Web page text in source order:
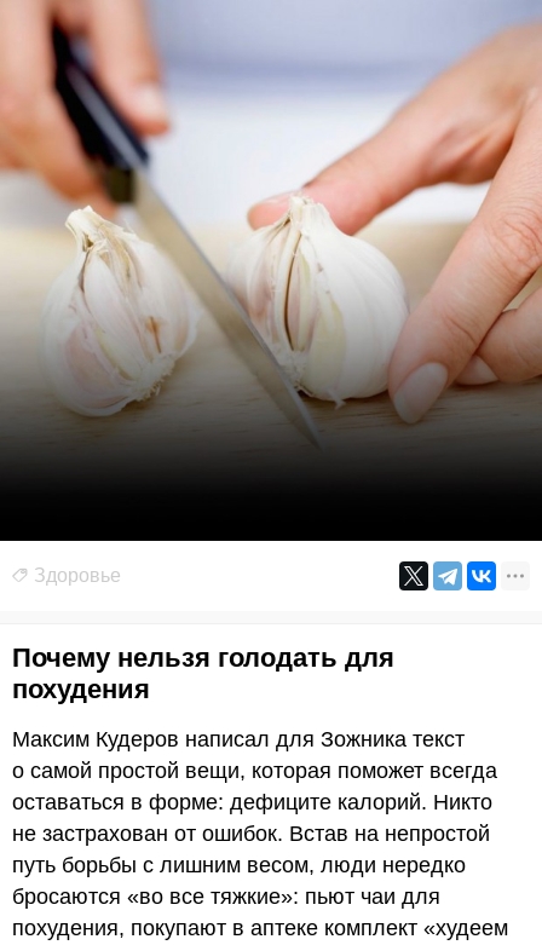
Здоровье
Почему нельзя голодать для
похудения
Максим Кудеров написал для Зожника текст
о самой простой вещи, которая поможет всегда
оставаться в форме: дефиците калорий. Никто
не застрахован от ошибок. Встав на непростой
путь борьбы с лишним весом, люди нередко
бросаются «во все тяжкие»: пьют чаи для
похудения, покупают в аптеке комплект «худеем